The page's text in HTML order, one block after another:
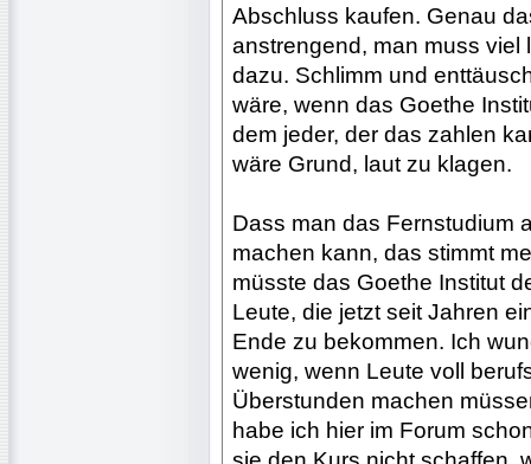
Abschluss kaufen. Genau
anstrengend, man muss viel
dazu. Schlimm und
wäre, wenn das Goethe
dem jeder, der das zahlen
wäre Grund, laut zu klagen.
Dass man das Fernstudium
machen kann, das stimmt
müsste das Goethe Institut
Leute, die jetzt seit Jahren
Ende zu bekommen. Ich
wenig, wenn Leute voll
Überstunden machen
habe ich hier im Forum